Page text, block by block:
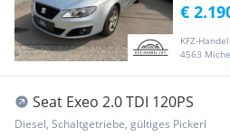
KFZ-
4563
€
Seat Exeo 2.0 TDI 120PS
Diesel, Schaltgetriebe, gültiges Pickerl